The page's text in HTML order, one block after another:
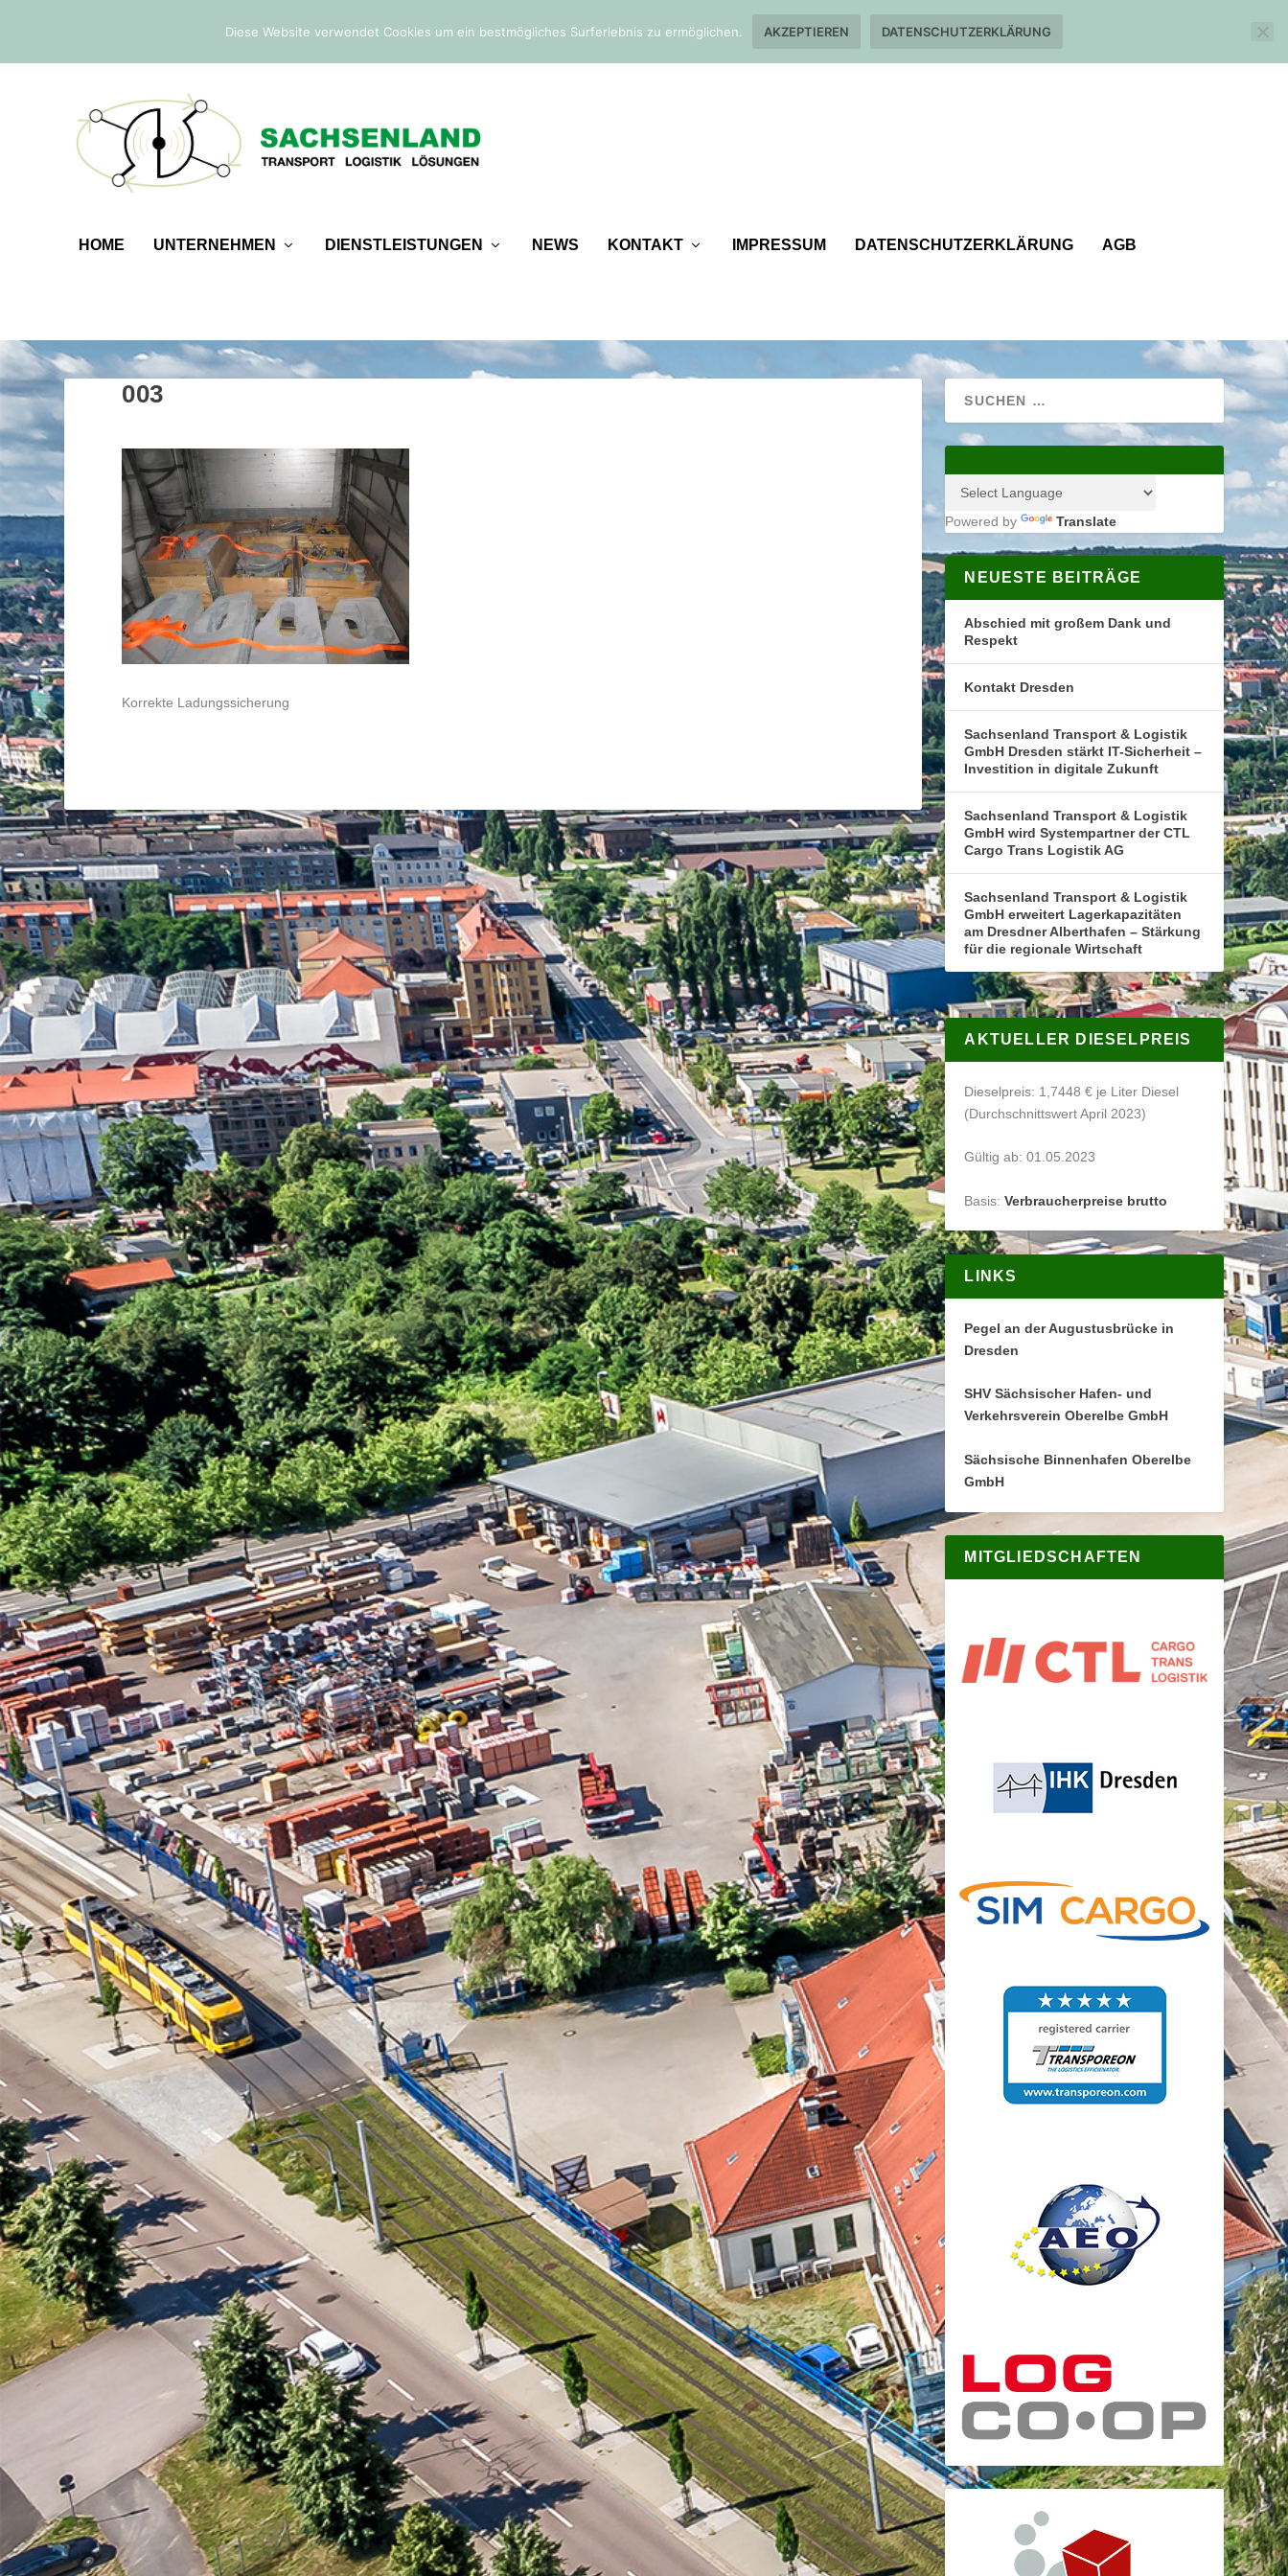
Zoll- und Außenwirtschaftsrecht
HOME UNTERNEHMEN DIENSTLEISTUNGEN NEWS KONTAKT IMPRESSUM DATENSCHUTZERKLÄRUNG AGB
003
Korrekte Ladungssicherung
Powered by Translate
NEUESTE BEITRÄGE
Abschied mit großem Dank und
Respekt
Kontakt Dresden
Sachsenland Transport & Logistik
GmbH Dresden stärkt IT-Sicherheit –
Investition in digitale Zukunft
Sachsenland Transport & Logistik
GmbH wird Systempartner der CTL
Cargo Trans Logistik AG
Sachsenland Transport & Logistik
GmbH erweitert Lagerkapazitäten
am Dresdner Alberthafen – Stärkung
für die regionale Wirtschaft
AKTUELLER DIESELPREIS
Dieselpreis: 1,7448 € je Liter Diesel
(Durchschnittswert April 2023)
Gültig ab: 01.05.2023
Basis:Verbraucherpreise brutto
LINKS
Pegel an der Augustusbrücke in
Dresden
SHV Sächsischer Hafen- und
Verkehrsverein Oberelbe GmbH
Sächsische Binnenhafen Oberelbe
GmbH
MITGLIEDSCHAFTEN
Diese Website verwendet Cookies um ein bestmögliches Surferlebnis zu ermöglichen. AKZEPTIEREN DATENSCHUTZERKLÄRUNG